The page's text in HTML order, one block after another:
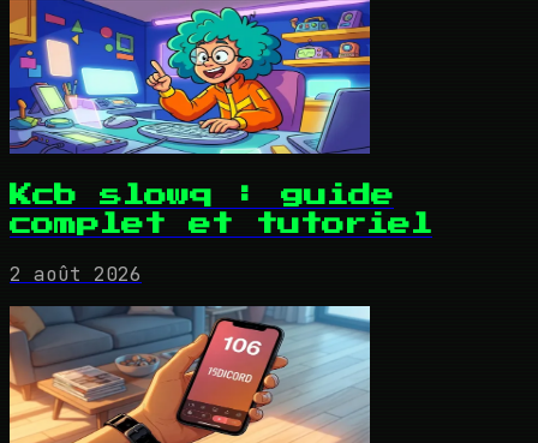
Kcb slowq : guide
complet et tutoriel
2 août 2026